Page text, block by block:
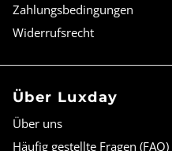
Zahlungsbedingungen
Widerrufsrecht
Über Luxday
Über uns
Häufig gestellte Fragen (FAQ)